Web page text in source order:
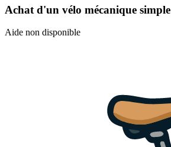
Achat d'un vélo mécanique simple
Aide non disponible